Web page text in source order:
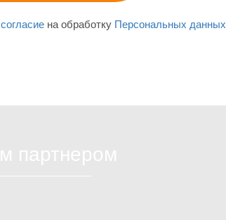
согласиена обработку Персональных данных